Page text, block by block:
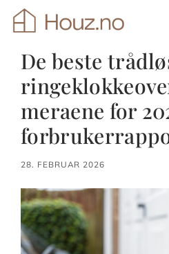
Hopp
De beste
meraene for
28. FEBRUAR 2026